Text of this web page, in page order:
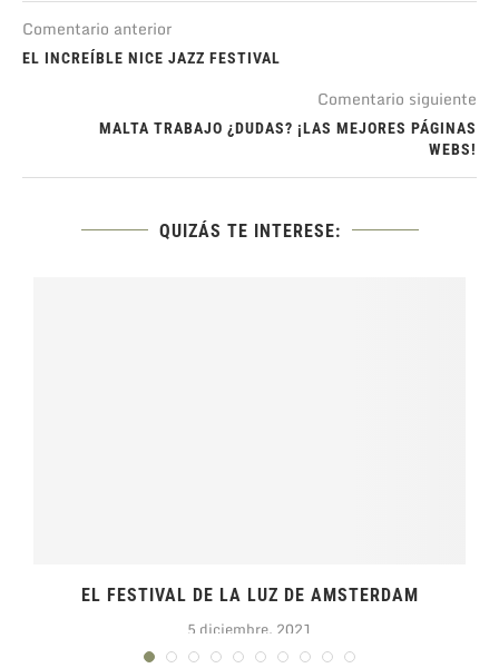
Comentario anterior
EL INCREÍBLE NICE JAZZ FESTIVAL
Comentario siguiente
MALTA TRABAJO ¿DUDAS? ¡LAS MEJORES PÁGINAS
WEBS!
QUIZÁS TE INTERESE:
EL FESTIVAL DE LA LUZ DE AMSTERDAM
5 diciembre, 2021